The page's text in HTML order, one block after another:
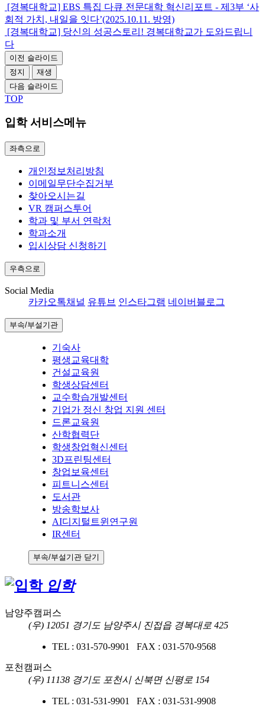
[경복대학교] EBS 특집 다큐 전문대학 혁신리포트 - 제3부 ‘사
회적 가치, 내일을 잇다’(2025.10.11. 방영)
[경복대학교] 당신의 성공스토리! 경복대학교가 도와드립니
다
이전 슬라이드
정지
재생
다음 슬라이드
TOP
입학 서비스메뉴
좌측으로
개인정보처리방침
이메일무단수집거부
찾아오시는길
VR 캠퍼스투어
학과 및 부서 연락처
학과소개
입시상담 신청하기
우측으로
Social Media
카카오톡채널 유튜브 인스타그램 네이버블로그
부속/부설기관
기숙사
평생교육대학
건설교육원
학생상담센터
교수학습개발센터
기업가 정신 창업 지원 센터
드론교육원
산학협력단
학생창업혁신센터
3D프린팅센터
창업보육센터
피트니스센터
도서관
방송학보사
AI디지털트윈연구원
IR센터
부속/부설기관 닫기
입학
남양주캠퍼스
(우) 12051 경기도 남양주시 진접읍 경복대로 425
TEL : 031-570-9901 FAX : 031-570-9568
포천캠퍼스
(우) 11138 경기도 포천시 신북면 신평로 154
TEL : 031-531-9901 FAX : 031-531-9908